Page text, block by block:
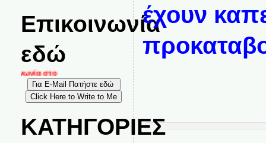
Επικοινωνία
εδώ
στο
ΚΑΤΗΓΟΡΙΕΣ
έχουν